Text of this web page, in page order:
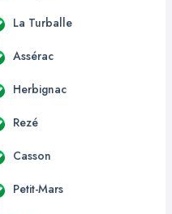
La Turballe
Assérac
Herbignac
Rezé
Casson
Petit-Mars